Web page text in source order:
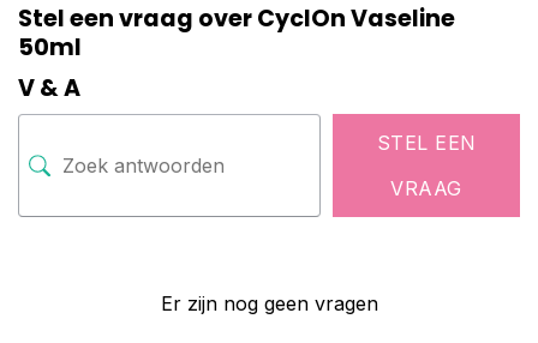
Stel een vraag over CyclOn Vaseline
50ml
V & A
STEL EEN
VRAAG
Er zijn nog geen vragen